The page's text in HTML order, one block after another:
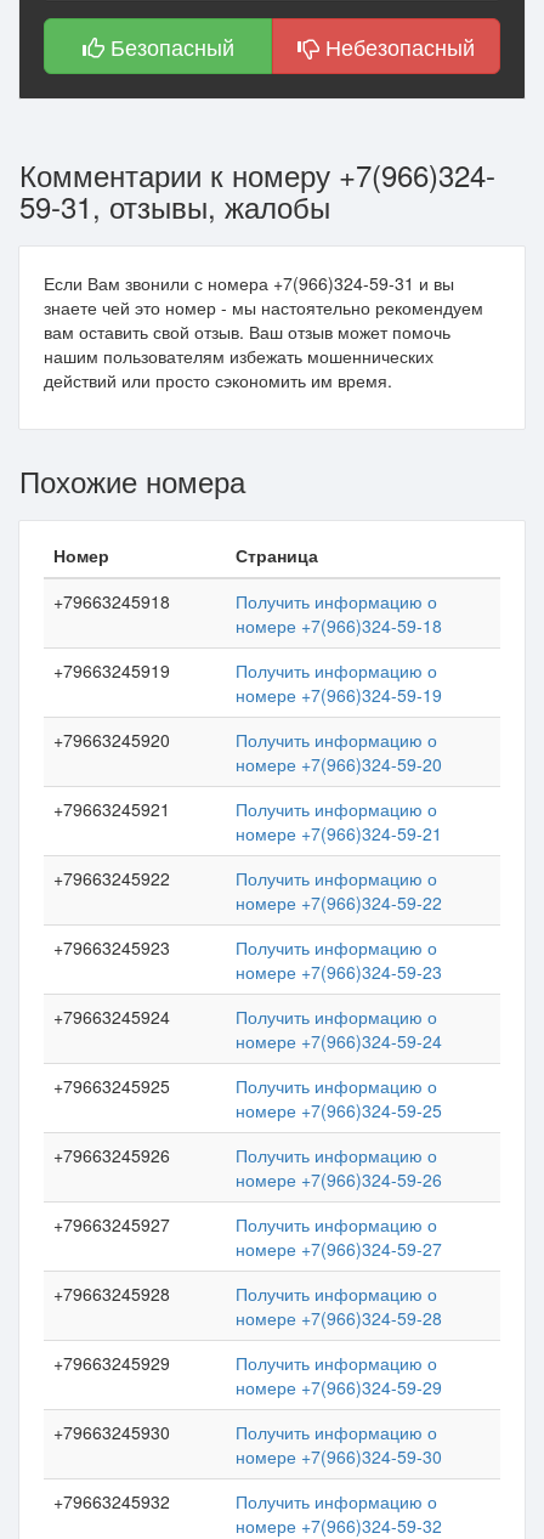
Безопасный Небезопасный
Комментарии к номеру +7(966)324-
59-31, отзывы, жалобы
Если Вам звонили с номера +7(966)324-59-31 и вы
знаете чей это номер - мы настоятельно рекомендуем
вам оставить свой отзыв. Ваш отзыв может помочь
нашим пользователям избежать мошеннических
действий или просто сэкономить им время.
Похожие номера
Номер
Страница
+79663245918
Получить информацию о
номере +7(966)324-59-18
+79663245919
Получить информацию о
номере +7(966)324-59-19
+79663245920
Получить информацию о
номере +7(966)324-59-20
+79663245921
Получить информацию о
номере +7(966)324-59-21
+79663245922
Получить информацию о
номере +7(966)324-59-22
+79663245923
Получить информацию о
номере +7(966)324-59-23
+79663245924
Получить информацию о
номере +7(966)324-59-24
+79663245925
Получить информацию о
номере +7(966)324-59-25
+79663245926
Получить информацию о
номере +7(966)324-59-26
+79663245927
Получить информацию о
номере +7(966)324-59-27
+79663245928
Получить информацию о
номере +7(966)324-59-28
+79663245929
Получить информацию о
номере +7(966)324-59-29
+79663245930
Получить информацию о
номере +7(966)324-59-30
+79663245932
Получить информацию о
номере +7(966)324-59-32